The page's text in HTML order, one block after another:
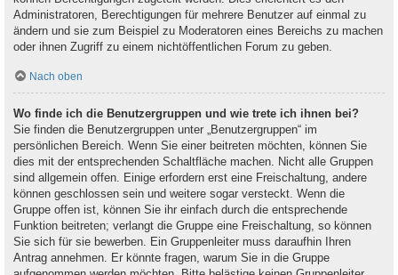
Administratoren, Berechtigungen für mehrere Benutzer auf einmal zu
ändern und sie zum Beispiel zu Moderatoren eines Bereichs zu machen
oder ihnen Zugriff zu einem nichtöffentlichen Forum zu geben.
Nach oben
Wo finde ich die Benutzergruppen und wie trete ich ihnen bei?
Sie finden die Benutzergruppen unter „Benutzergruppen“ im
persönlichen Bereich. Wenn Sie einer beitreten möchten, können Sie
dies mit der entsprechenden Schaltfläche machen. Nicht alle Gruppen
sind allgemein offen. Einige erfordern erst eine Freischaltung, andere
können geschlossen sein und weitere sogar versteckt. Wenn die
Gruppe offen ist, können Sie ihr einfach durch die entsprechende
Funktion beitreten; verlangt die Gruppe eine Freischaltung, so können
Sie sich für sie bewerben. Ein Gruppenleiter muss daraufhin Ihren
Antrag annehmen. Er könnte fragen, warum Sie in die Gruppe